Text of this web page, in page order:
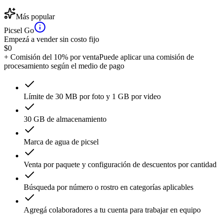
Más popular
Picsel Go
Empezá a vender sin costo fijo
$0
+ Comisión del 10% por ventaPuede aplicar una comisión de
procesamiento según el medio de pago
Límite de 30 MB por foto y 1 GB por video
30 GB de almacenamiento
Marca de agua de picsel
Venta por paquete y configuración de descuentos por cantidad
Búsqueda por número o rostro en categorías aplicables
Agregá colaboradores a tu cuenta para trabajar en equipo